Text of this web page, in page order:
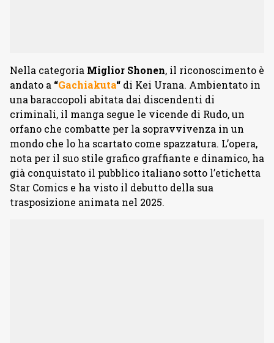
Nella categoria Miglior Shonen, il riconoscimento è
andato a “Gachiakuta“ di Kei Urana. Ambientato in
una baraccopoli abitata dai discendenti di
criminali, il manga segue le vicende di Rudo, un
orfano che combatte per la sopravvivenza in un
mondo che lo ha scartato come spazzatura. L’opera,
nota per il suo stile grafico graffiante e dinamico, ha
già conquistato il pubblico italiano sotto l’etichetta
Star Comics e ha visto il debutto della sua
trasposizione animata nel 2025.